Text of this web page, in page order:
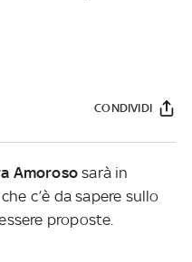
CONDIVIDI
Amoroso sarà in
c’è da sapere sullo
proposte.